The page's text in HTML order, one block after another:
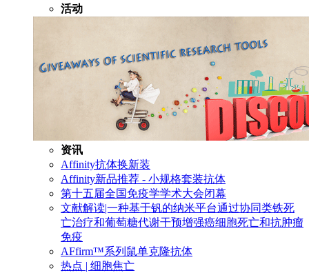
活动
资讯
Affinity抗体换新装
Affinity新品推荐 - 小规格套装抗体
第十五届全国免疫学学术大会闭幕
文献解读|一种基于钒的纳米平台通过协同类铁死
亡治疗和葡萄糖代谢干预增强癌细胞死亡和抗肿瘤
免疫
AFfirm™系列鼠单克隆抗体
热点 | 细胞焦亡